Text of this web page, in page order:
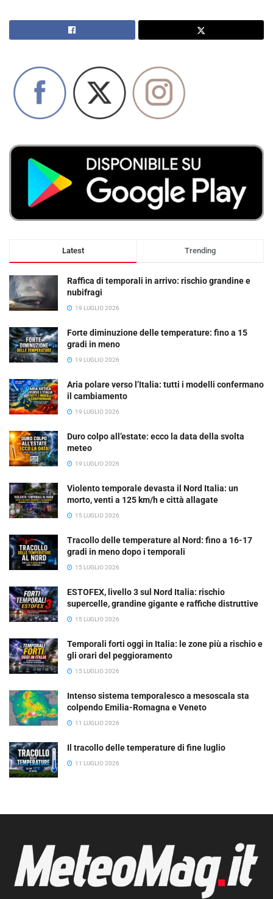
Latest Trending
Raffica di temporali in arrivo: rischio grandine e
nubifragi
19 LUGLIO 2026
Forte diminuzione delle temperature: fino a 15
gradi in meno
19 LUGLIO 2026
Aria polare verso l’Italia: tutti i modelli confermano
il cambiamento
19 LUGLIO 2026
Duro colpo all’estate: ecco la data della svolta
meteo
19 LUGLIO 2026
Violento temporale devasta il Nord Italia: un
morto, venti a 125 km/h e città allagate
15 LUGLIO 2026
Tracollo delle temperature al Nord: fino a 16-17
gradi in meno dopo i temporali
15 LUGLIO 2026
ESTOFEX, livello 3 sul Nord Italia: rischio
supercelle, grandine gigante e raffiche distruttive
15 LUGLIO 2026
Temporali forti oggi in Italia: le zone più a rischio e
gli orari del peggioramento
15 LUGLIO 2026
Intenso sistema temporalesco a mesoscala sta
colpendo Emilia-Romagna e Veneto
11 LUGLIO 2026
Il tracollo delle temperature di fine luglio
11 LUGLIO 2026